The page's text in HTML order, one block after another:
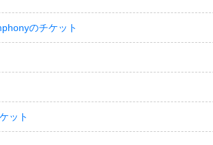
のチケット
ット